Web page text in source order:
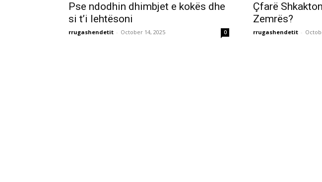
Pse ndodhin dhimbjet e kokës dhe
si t’i lehtësoni
rrugashendetit - October 14, 2025 0
Çfarë
Zemrës?
rrugashendetit -